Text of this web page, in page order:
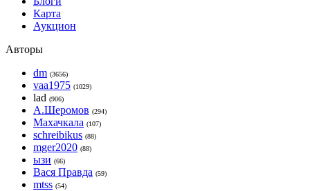
Карта
Аукцион
Авторы
dm (3656)
vaa1975 (1029)
lad (906)
А.Шеромов (294)
Махачкала (107)
schreibikus (88)
mger2020 (88)
ызи (66)
Вася Правда (59)
mtss (54)